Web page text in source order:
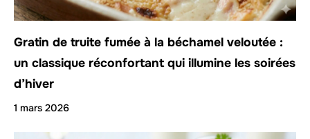
Gratin de truite fumée à la béchamel veloutée :
un classique réconfortant qui illumine les soirées
d’hiver
1 mars 2026